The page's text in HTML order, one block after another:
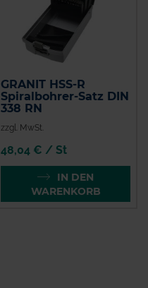
GRANIT HSS-R
Spiralbohrer-Satz DIN
338 RN
zzgl. MwSt.
48,04 € / St
IN DEN
WARENKORB